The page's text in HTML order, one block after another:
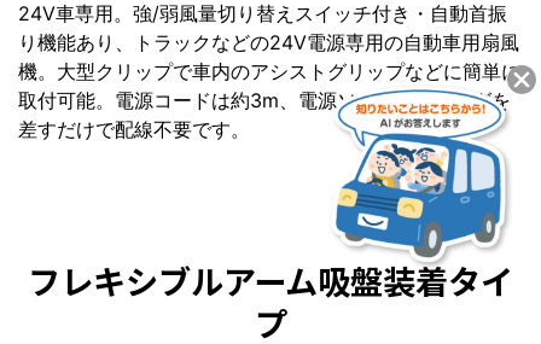
24V車専用。強/弱風量切り替えスイッチ付き・自動首振
り機能あり、トラックなどの24V電源専用の自動車用扇風
機。大型クリップで車内のアシストグリップなどに簡単に
取付可能。電源コードは約3m、電源ソケットにプラグを
差すだけで配線不要です。
フレキシブルアーム吸盤装着タイ
プ